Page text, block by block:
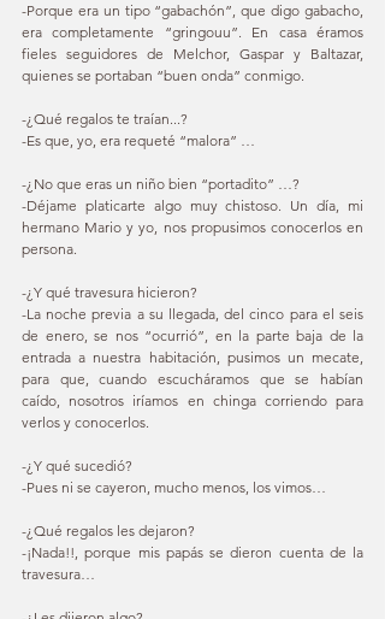
-Porque era un tipo “gabachón”, que digo gabacho,
era completamente “gringouu”. En casa éramos
fieles seguidores de Melchor, Gaspar y Baltazar,
quienes se portaban “buen onda” conmigo.
-¿Qué regalos te traían...?
-Es que, yo, era requeté “malora” …
-¿No que eras un niño bien “portadito” …?
-Déjame platicarte algo muy chistoso. Un día, mi
hermano Mario y yo, nos propusimos conocerlos en
persona.
-¿Y qué travesura hicieron?
-La noche previa a su llegada, del cinco para el seis
de enero, se nos “ocurrió”, en la parte baja de la
entrada a nuestra habitación, pusimos un mecate,
para que, cuando escucháramos que se habían
caído, nosotros iríamos en chinga corriendo para
verlos y conocerlos.
-¿Y qué sucedió?
-Pues ni se cayeron, mucho menos, los vimos…
-¿Qué regalos les dejaron?
-¡Nada!!, porque mis papás se dieron cuenta de la
travesura…